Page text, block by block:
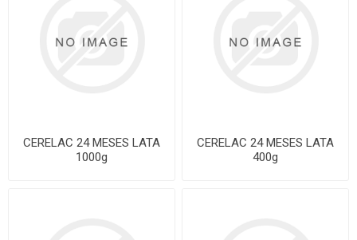
CERELAC 24 MESES LATA
1000g
CERELAC 24 MESES LATA
400g